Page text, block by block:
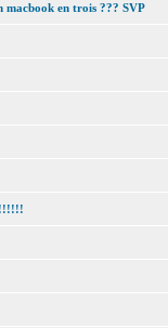
en trois ??? SVP